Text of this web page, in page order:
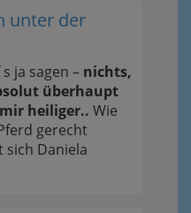
unter der
ja sagen – nichts,
überhaupt
heiliger.. Wie
gerecht
sich Daniela